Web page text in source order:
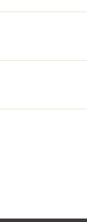
улады
і незалежныя
463 594
каб звераць
ў абраны
вырашаць
практыкі,
або пад сваім